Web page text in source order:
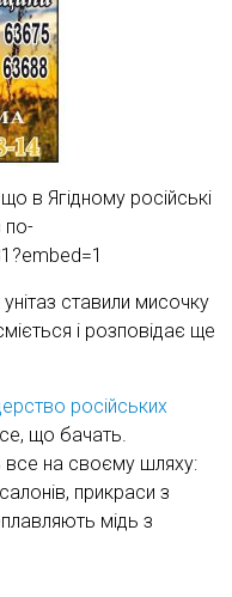
в Ягідному російські
по-
ставили мисочку
і розповідає ще
російських
що бачать.
все на своєму шляху:
прикраси з
мідь з